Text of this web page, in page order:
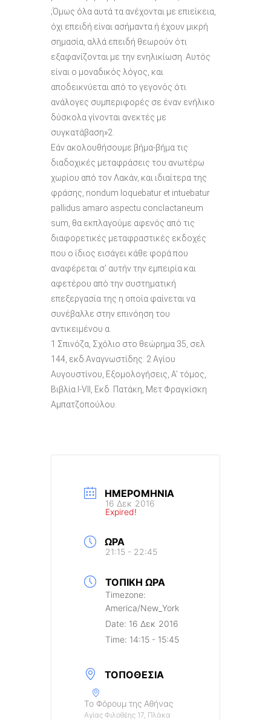
;Όμως όλα αυτά τα ανέχονται με επιείκεια,
όχι επειδή είναι ασήμαντα ή έχουν μικρή
σημασία, αλλά επειδή θεωρούν ότι
εξαφανίζονται με την ενηλικίωση. Αυτός
είναι ο μοναδικός λόγος, και
αποδεικνύεται από το γεγονός ότι
ανάλογες συμπεριφορές σε έναν ενήλικο
δύσκολα γίνονται ανεκτές με
συγκατάβαση»2.
Εάν ακολουθήσουμε βήμα-βήμα τις
διαδοχικές μεταφράσεις του ανωτέρω
χωρίου από τον Λακάν, και ιδιαίτερα της
φράσης, nondum loquebatur et intuebatur
pallidus amaro aspectu conclactaneum
sum, θα εκπλαγούμε αφενός από τις
διαφορετικές μεταφραστικές εκδοχές
που ο ίδιος εισάγει κάθε φορά που
αναφέρεται σ’ αυτήν την εμπειρία και
αφετέρου από την συστηματική
επεξεργασία της η οποία φαίνεται να
συνέβαλλε στην επινόηση του
αντικειμένου α.
1 Σπινόζα, Σχόλιο στο θεώρημα 35, σελ
144, εκδ.Αναγνωστίδης. 2 Αγίου
Αυγουστίνου, Εξομολογήσεις, Α’ τόμος,
Βιβλία Ι-VΙΙ, Εκδ. Πατάκη, Μετ Φραγκίσκη
Αμπατζοπούλου.
ΗΜΕΡΟΜΗΝΊΑ
16 Δεκ 2016
Expired!
ΏΡΑ
21:15 - 22:45
ΤΟΠΙΚΉ ΏΡΑ
Timezone:
America/New_York
Date: 16 Δεκ 2016
Time: 14:15 - 15:45
ΤΟΠΟΘΕΣΊΑ
Το Φόρουμ της Αθήνας
Αγίας Φιλοθέης 17, Πλάκα